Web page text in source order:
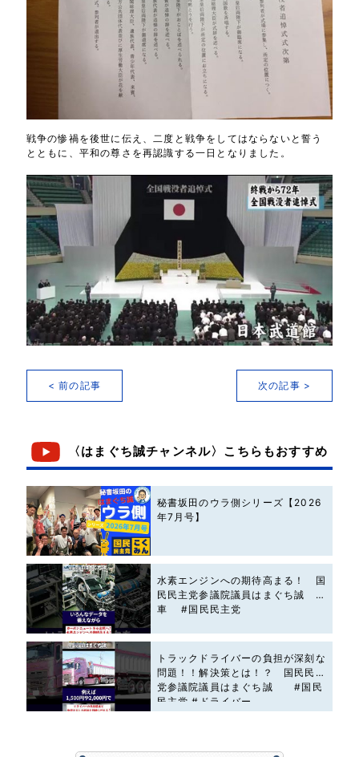
戦争の惨禍を後世に伝え、二度と戦争をしてはならないと誓う
とともに、平和の尊さを再認識する一日となりました。
< 前の記事 次の記事 >
〈はまぐち誠チャンネル〉こちらもおすすめ
秘書坂田のウラ側シリーズ【2026
年7月号】
水素エンジンへの期待高まる！ 国
民民主党参議院議員はまぐち誠 #
車 #国民民主党
トラックドライバーの負担が深刻な
問題！！解決策とは！？ 国民民主
党参議院議員はまぐち誠 #国民
民主党 #ドライバー